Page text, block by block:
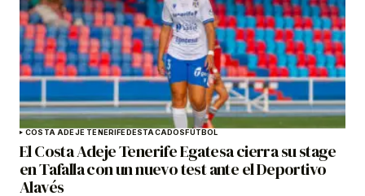
COSTA ADEJE TENERIFEDESTACADOSFÚTBOL
El Costa Adeje Tenerife Egatesa cierra su stage
en Tafalla con un nuevo test ante el Deportivo
Alavés